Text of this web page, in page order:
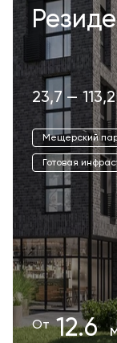
23,7 —
Мещерский
Готовая
От 12.6